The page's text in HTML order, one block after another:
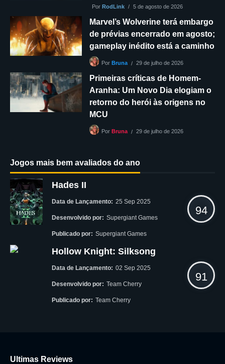
Por RodLink 5 de agosto de 2026
Marvel’s Wolverine terá embargo
de prévias encerrado em agosto;
gameplay inédito está a caminho
Por Bruna 29 de julho de 2026
Primeiras críticas de Homem-
Aranha: Um Novo Dia elogiam o
retorno do herói às origens no
MCU
Por Bruna 29 de julho de 2026
Jogos mais bem avaliados do ano
Hades II
Data de Lançamento: 25 Sep 2025
Desenvolvido por: Supergiant Games
Publicado por: Supergiant Games
94
Hollow Knight: Silksong
Data de Lançamento: 02 Sep 2025
Desenvolvido por: Team Cherry
Publicado por: Team Cherry
91
Ultimas Reviews